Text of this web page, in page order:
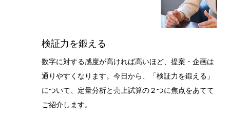
検証力を鍛える
数字に対する感度が高ければ高いほど、提案・企画は
通りやすくなります。今日から、「検証力を鍛える」
について、定量分析と売上試算の２つに焦点をあてて
ご紹介します。